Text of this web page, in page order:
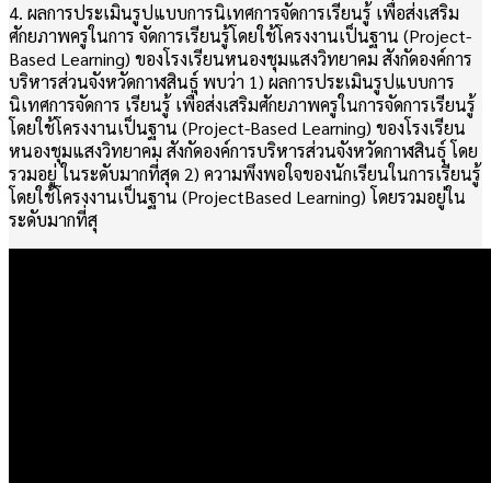
4. ผลการประเมินรูปแบบการนิเทศการจัดการเรียนรู้ เพื่อส่งเสริม
ศักยภาพครูในการ จัดการเรียนรู้โดยใช้โครงงานเป็นฐาน (Project-
Based Learning) ของโรงเรียนหนองชุมแสงวิทยาคม สังกัดองค์การ
บริหารส่วนจังหวัดกาฬสินธุ์ พบว่า 1) ผลการประเมินรูปแบบการ
นิเทศการจัดการ เรียนรู้ เพื่อส่งเสริมศักยภาพครูในการจัดการเรียนรู้
โดยใช้โครงงานเป็นฐาน (Project-Based Learning) ของโรงเรียน
หนองชุมแสงวิทยาคม สังกัดองค์การบริหารส่วนจังหวัดกาฬสินธุ์ โดย
รวมอยู่ ในระดับมากที่สุด 2) ความพึงพอใจของนักเรียนในการเรียนรู้
โดยใช้โครงงานเป็นฐาน (ProjectBased Learning) โดยรวมอยู่ใน
ระดับมากที่สุ